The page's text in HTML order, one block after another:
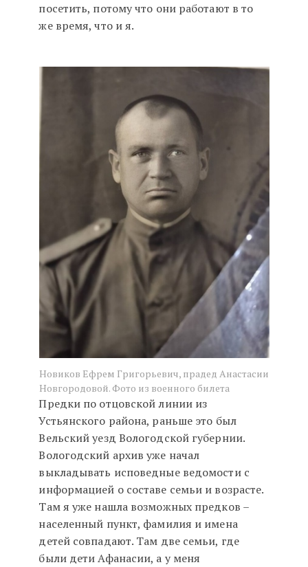
посетить, потому что они работают в то
же время, что и я.
Новиков Ефрем Григорьевич, прадед Анастасии
Новгородовой. Фото из военного билета
Предки по отцовской линии из
Устьянского района, раньше это был
Вельский уезд Вологодской губернии.
Вологодский архив уже начал
выкладывать исповедные ведомости с
информацией о составе семьи и возрасте.
Там я уже нашла возможных предков –
населенный пункт, фамилия и имена
детей совпадают. Там две семьи, где
были дети Афанасии, а у меня